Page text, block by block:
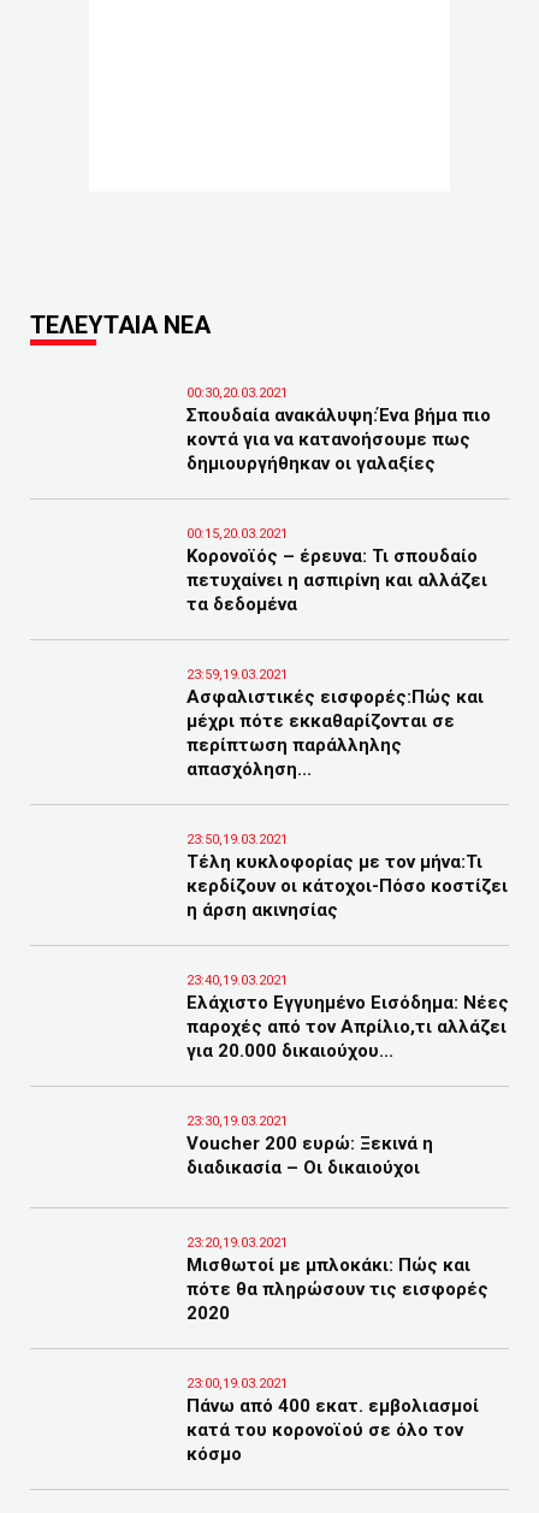
ΤΕΛΕΥΤΑΙΑ ΝΕΑ
00:30,20.03.2021
Σπουδαία ανακάλυψη:Ένα βήμα πιο
κοντά για να κατανοήσουμε πως
δημιουργήθηκαν οι γαλαξίες
00:15,20.03.2021
Κορονοϊός – έρευνα: Τι σπουδαίο
πετυχαίνει η ασπιρίνη και αλλάζει
τα δεδομένα
23:59,19.03.2021
Ασφαλιστικές εισφορές:Πώς και
μέχρι πότε εκκαθαρίζονται σε
περίπτωση παράλληλης
απασχόληση...
23:50,19.03.2021
Τέλη κυκλοφορίας με τον μήνα:Τι
κερδίζουν οι κάτοχοι-Πόσο κοστίζει
η άρση ακινησίας
23:40,19.03.2021
Ελάχιστο Εγγυημένο Εισόδημα: Νέες
παροχές από τον Απρίλιο,τι αλλάζει
για 20.000 δικαιούχου...
23:30,19.03.2021
Voucher 200 ευρώ: Ξεκινά η
διαδικασία – Οι δικαιούχοι
23:20,19.03.2021
Μισθωτοί με μπλοκάκι: Πώς και
πότε θα πληρώσουν τις εισφορές
2020
23:00,19.03.2021
Πάνω από 400 εκατ. εμβολιασμοί
κατά του κορονοϊού σε όλο τον
κόσμο